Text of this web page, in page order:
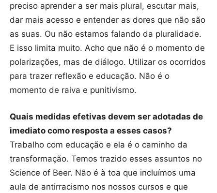
preciso aprender a ser mais plural, escutar mais,
dar mais acesso e entender as dores que não são
as suas. Ou não estamos falando da pluralidade.
E isso limita muito. Acho que não é o momento de
polarizações, mas de diálogo. Utilizar os ocorridos
para trazer reflexão e educação. Não é o
momento de raiva e punitivismo.
Quais medidas efetivas devem ser adotadas de
imediato como resposta a esses casos?
Trabalho com educação e ela é o caminho da
transformação. Temos trazido esses assuntos no
Science of Beer. Não é à toa que incluímos uma
aula de antirracismo nos nossos cursos e que